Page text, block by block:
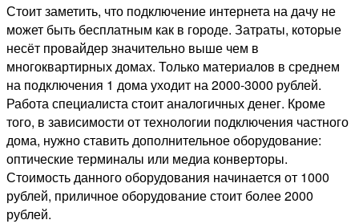
Стоит заметить, что подключение интернета на дачу не
может быть бесплатным как в городе. Затраты, которые
несёт провайдер значительно выше чем в
многоквартирных домах. Только материалов в среднем
на подключения 1 дома уходит на 2000-3000 рублей.
Работа специалиста стоит аналогичных денег. Кроме
того, в зависимости от технологии подключения частного
дома, нужно ставить дополнительное оборудование:
оптические терминалы или медиа конверторы.
Стоимость данного оборудования начинается от 1000
рублей, приличное оборудование стоит более 2000
рублей.